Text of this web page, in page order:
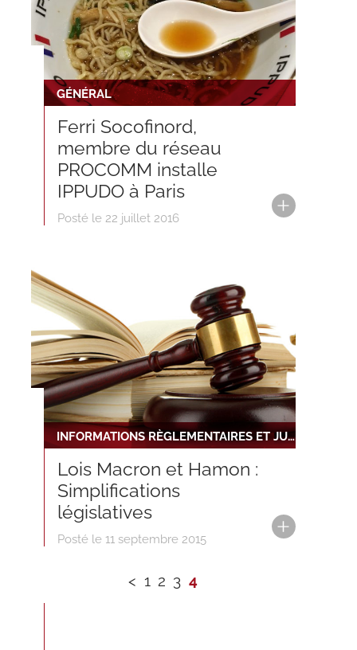
GÉNÉRAL
Ferri Socofinord,
membre du réseau
PROCOMM installe
IPPUDO à Paris
Posté le 22 juillet 2016
INFORMATIONS RÈGLEMENTAIRES ET JURIDIQUES
Lois Macron et Hamon :
Simplifications
législatives
Posté le 11 septembre 2015
< 1 2 3 4